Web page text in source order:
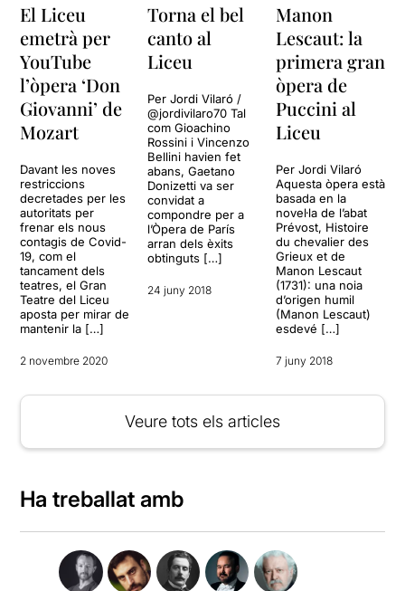
El Liceu
emetrà per
YouTube
l’òpera ‘Don
Giovanni’ de
Mozart
Davant les noves
restriccions
decretades per les
autoritats per
frenar els nous
contagis de Covid-
19, com el
tancament dels
teatres, el Gran
Teatre del Liceu
aposta per mirar de
mantenir la […]
2 novembre 2020
Torna el bel
canto al
Liceu
Per Jordi Vilaró /
@jordivilaro70 Tal
com Gioachino
Rossini i Vincenzo
Bellini havien fet
abans, Gaetano
Donizetti va ser
convidat a
compondre per a
l’Òpera de París
arran dels èxits
obtinguts […]
24 juny 2018
Manon
Lescaut: la
primera gran
òpera de
Puccini al
Liceu
Per Jordi Vilaró
Aquesta òpera està
basada en la
novel·la de l’abat
Prévost, Histoire
du chevalier des
Grieux et de
Manon Lescaut
(1731): una noia
d’origen humil
(Manon Lescaut)
esdevé […]
7 juny 2018
Veure tots els articles
Ha treballat amb